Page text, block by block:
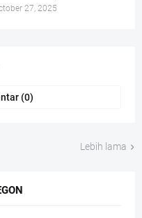
27, 2025
(0)
Lebih lama